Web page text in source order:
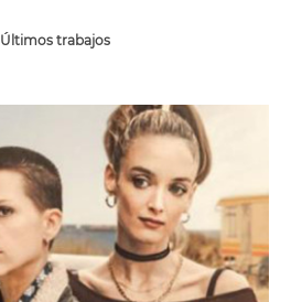
Últimos trabajos